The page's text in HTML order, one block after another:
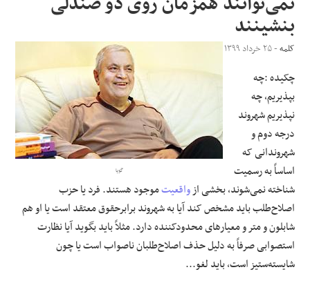
ورزشی
جهان
اجتماعی
حوادث
علوم و فن آوری
فرهنگی و هنری
مقالات
بنشینند
گویا
کلمه- ۲۵ خرداد ۱۳۹۹
چکیده :چه
بپذیریم، چه
نپذیریم شهروند
درجه دوم و
شهروندانی که
اساساً به رسمیت
شناخته نمی‌شوند، بخشی ازواقعیتموجود هستند. فرد یا حزب
اصلاح‌طلب باید مشخص کند آیا به شهروند برابرحقوق معتقد است یا او هم
شابلون و متر و معیارهای محدودکننده دارد. مثلاً باید بگوید آیا نظارت
استصوابی صرفاً به دلیل حذف اصلاح‌طلبان ناصواب است یا چون
شایسته‌ستیز است، باید لغو...